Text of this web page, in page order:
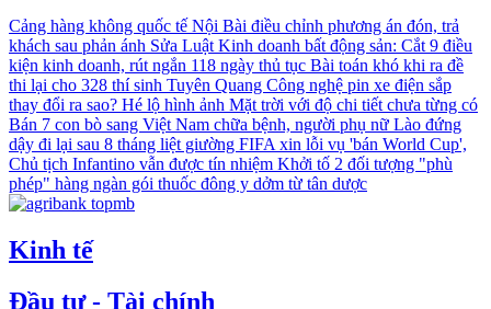
Cảng hàng không quốc tế Nội Bài điều chỉnh phương án đón, trả
khách sau phản ánh Sửa Luật Kinh doanh bất động sản: Cắt 9 điều
kiện kinh doanh, rút ngắn 118 ngày thủ tục Bài toán khó khi ra đề
thi lại cho 328 thí sinh Tuyên Quang Công nghệ pin xe điện sắp
thay đổi ra sao? Hé lộ hình ảnh Mặt trời với độ chi tiết chưa từng có
Bán 7 con bò sang Việt Nam chữa bệnh, người phụ nữ Lào đứng
dậy đi lại sau 8 tháng liệt giường FIFA xin lỗi vụ 'bán World Cup',
Chủ tịch Infantino vẫn được tín nhiệm Khởi tố 2 đối tượng "phù
phép" hàng ngàn gói thuốc đông y dởm từ tân dược
Kinh tế
Đầu tư - Tài chính